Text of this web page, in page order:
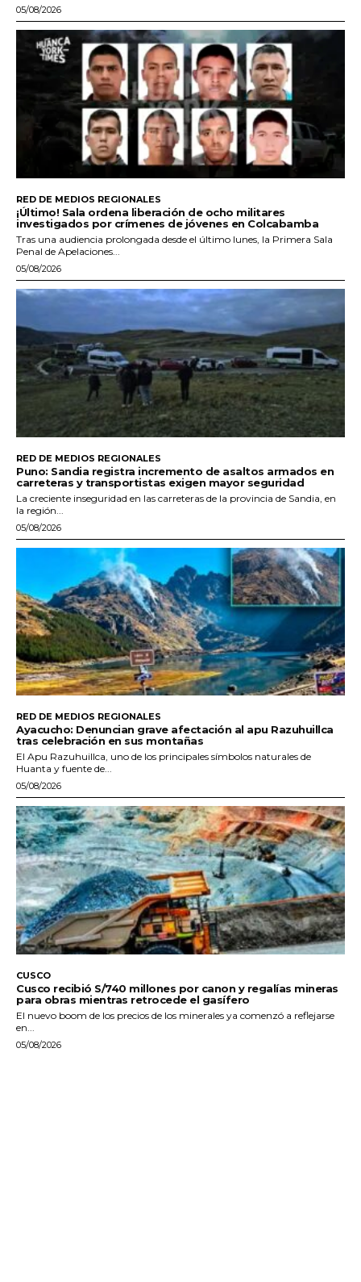
05/08/2026
RED DE MEDIOS REGIONALES
¡Último! Sala ordena liberación de ocho militares
investigados por crímenes de jóvenes en Colcabamba
Tras una audiencia prolongada desde el último lunes, la Primera Sala
Penal de Apelaciones...
05/08/2026
RED DE MEDIOS REGIONALES
Puno: Sandia registra incremento de asaltos armados en
carreteras y transportistas exigen mayor seguridad
La creciente inseguridad en las carreteras de la provincia de Sandia, en
la región...
05/08/2026
RED DE MEDIOS REGIONALES
Ayacucho: Denuncian grave afectación al apu Razuhuillca
tras celebración en sus montañas
El Apu Razuhuillca, uno de los principales símbolos naturales de
Huanta y fuente de...
05/08/2026
CUSCO
Cusco recibió S/740 millones por canon y regalías mineras
para obras mientras retrocede el gasífero
El nuevo boom de los precios de los minerales ya comenzó a reflejarse
en...
05/08/2026